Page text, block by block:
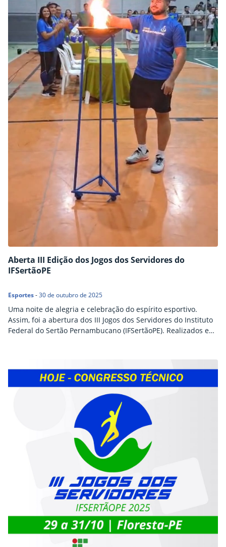
Aberta III Edição dos Jogos dos Servidores do
IFSertãoPE
Esportes-30 de outubro de 2025
Uma noite de alegria e celebração do espírito esportivo.
Assim, foi a abertura dos III Jogos dos Servidores do Instituto
Federal do Sertão Pernambucano (IFSertãoPE). Realizados em
12: futsal, voleibol, basquete 3×3, vôlei de areia, queimada,
natação, atletismo, xadrez, tênis de mesa, dominó, dama e…